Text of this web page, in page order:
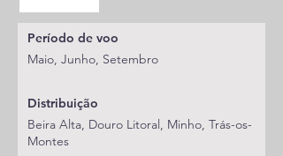
Período de voo
Maio, Junho, Setembro
Distribuição
Beira Alta, Douro Litoral, Minho, Trás-os-
Montes